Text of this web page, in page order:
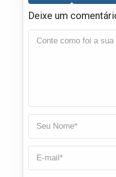
Deixe um